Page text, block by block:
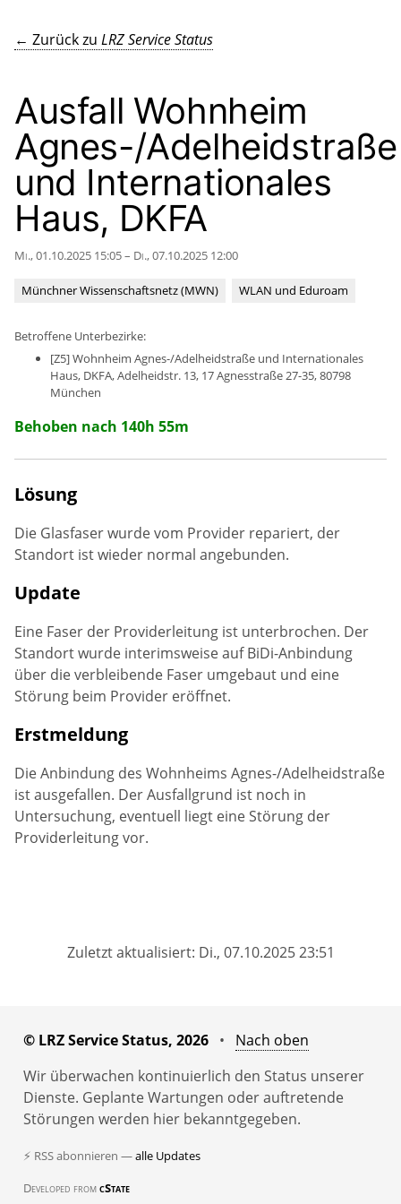
← Zurück zu LRZ Service Status
Ausfall Wohnheim
Agnes-/Adelheidstraße
und Internationales
Haus, DKFA
Mi., 01.10.2025 15:05 – Di., 07.10.2025 12:00
Münchner Wissenschaftsnetz (MWN) WLAN und Eduroam
Betroffene Unterbezirke:
[Z5] Wohnheim Agnes-/Adelheidstraße und Internationales
Haus, DKFA, Adelheidstr. 13, 17 Agnesstraße 27-35, 80798
München
Behoben nach 140h 55m
Lösung
Die Glasfaser wurde vom Provider repariert, der
Standort ist wieder normal angebunden.
Update
Eine Faser der Providerleitung ist unterbrochen. Der
Standort wurde interimsweise auf BiDi-Anbindung
über die verbleibende Faser umgebaut und eine
Störung beim Provider eröffnet.
Erstmeldung
Die Anbindung des Wohnheims Agnes-/Adelheidstraße
ist ausgefallen. Der Ausfallgrund ist noch in
Untersuchung, eventuell liegt eine Störung der
Providerleitung vor.
Zuletzt aktualisiert: Di., 07.10.2025 23:51
© LRZ Service Status, 2026 • Nach oben
Wir überwachen kontinuierlich den Status unserer
Dienste. Geplante Wartungen oder auftretende
Störungen werden hier bekanntgegeben.
⚡ RSS abonnieren —alle Updates
Developed fromcState